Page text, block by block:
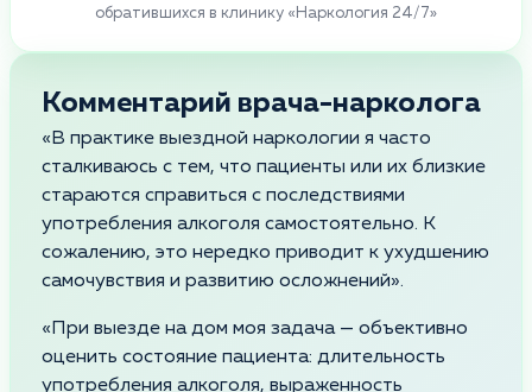
обратившихся в клинику «Наркология 24/7»
Комментарий врача-нарколога
«В практике выездной наркологии я часто
сталкиваюсь с тем, что пациенты или их близкие
стараются справиться с последствиями
употребления алкоголя самостоятельно. К
сожалению, это нередко приводит к ухудшению
самочувствия и развитию осложнений».
«При выезде на дом моя задача — объективно
оценить состояние пациента: длительность
употребления алкоголя, выраженность